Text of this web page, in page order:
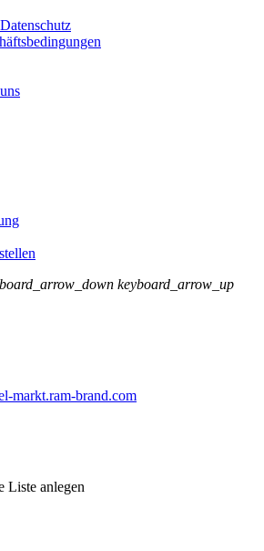
keyboard_arrow_up
markt.ram-brand.com
Liste anlegen